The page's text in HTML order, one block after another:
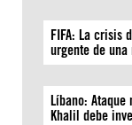
FIFA: La crisis
urgente de
Líbano:
Khalil debe